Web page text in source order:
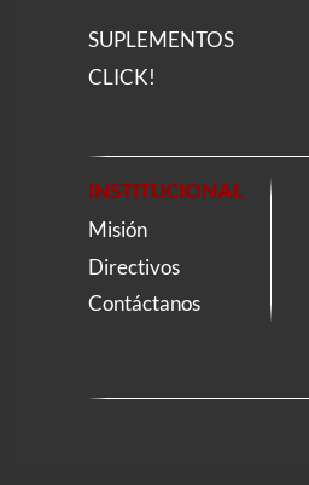
SUPLEMENTOS
CLICK!
INSTITUCIONAL
Misión
Directivos
Contáctanos